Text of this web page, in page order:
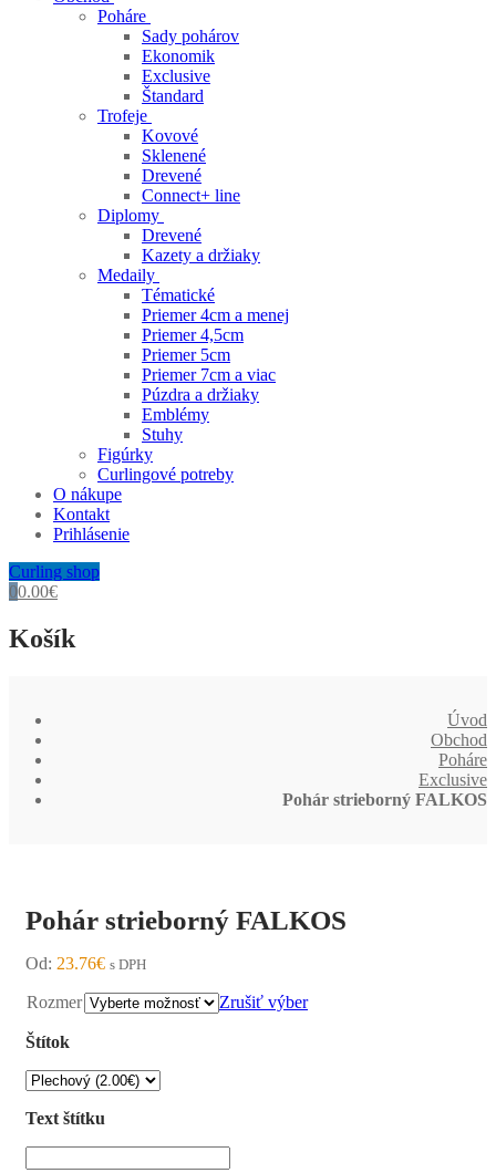
Poháre
Sady pohárov
Ekonomik
Exclusive
Štandard
Trofeje
Kovové
Sklenené
Drevené
Connect+ line
Diplomy
Drevené
Kazety a držiaky
Medaily
Tématické
Priemer 4cm a menej
Priemer 4,5cm
Priemer 5cm
Priemer 7cm a viac
Púzdra a držiaky
Emblémy
Stuhy
Figúrky
Curlingové potreby
O nákupe
Kontakt
Prihlásenie
Curling shop
00.00€
Košík
Úvod
Obchod
Poháre
Exclusive
Pohár strieborný FALKOS
Pohár strieborný FALKOS
Od: 23.76€ s DPH
Rozmer Zrušiť výber
Štítok
Text štítku